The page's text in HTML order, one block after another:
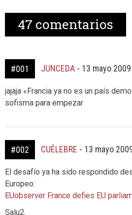
47 comentarios
#001 JUNCEDA - 13 mayo
jajaja «Francia ya no es un país
sofisma para empezar
#002 CUÉLEBRE - 13 mayo
El desafío ya ha sido respondido
Europeo:
EUobserver France defies EU
Salu2.